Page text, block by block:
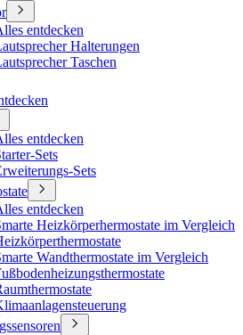
entdecken
Halterungen
Taschen
entdecken
Sets
Sets
entdecken
Heizkörperhermostate im Vergleich
Wandthermostate im Vergleich